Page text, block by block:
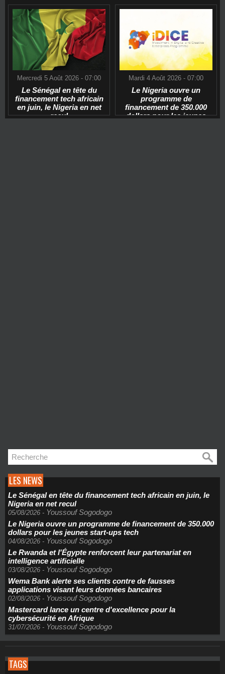
Mercredi 5 Août 2026 - 07:00
Le Sénégal en tête du
financement tech africain
en juin, le Nigeria en net
recul
Mardi 4 Août 2026 - 07:00
Le Nigeria ouvre un
programme de
financement de 350.000
dollars pour les jeunes
LES NEWS
Le Sénégal en tête du financement tech africain en juin, le
Nigeria en net recul
05/08/2026 - Youssouf Sogodogo
Le Nigeria ouvre un programme de financement de 350.000
dollars pour les jeunes start-ups tech
04/08/2026 - Youssouf Sogodogo
Le Rwanda et l'Égypte renforcent leur partenariat en
intelligence artificielle
03/08/2026 - Youssouf Sogodogo
Wema Bank alerte ses clients contre de fausses
applications visant leurs données bancaires
02/08/2026 - Youssouf Sogodogo
Mastercard lance un centre d'excellence pour la
cybersécurité en Afrique
31/07/2026 - Youssouf Sogodogo
TAGS